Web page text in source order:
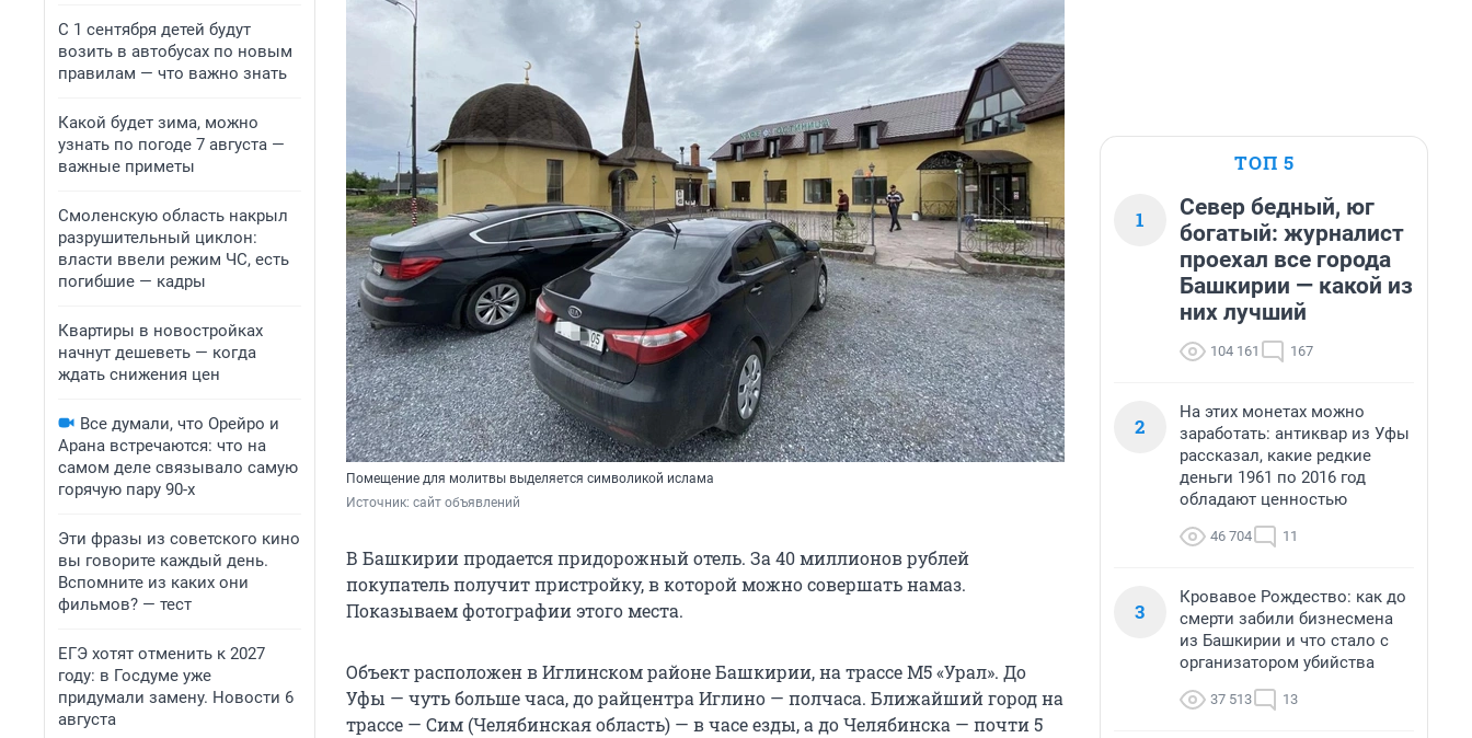
С 1 сентября детей будут
возить в автобусах по новым
правилам — что важно знать
Какой будет зима, можно
узнать по погоде 7 августа —
важные приметы
Смоленскую область накрыл
разрушительный циклон:
власти ввели режим ЧС, есть
погибшие — кадры
Квартиры в новостройках
начнут дешеветь — когда
ждать снижения цен
Все думали, что Орейро и
Арана встречаются: что на
самом деле связывало самую
горячую пару 90-х
Эти фразы из советского кино
вы говорите каждый день.
Вспомните из каких они
фильмов? — тест
ЕГЭ хотят отменить к 2027
году: в Госдуме уже
придумали замену. Новости 6
августа
Помещение для молитвы выделяется символикой ислама
Источник: сайт объявлений
В Башкирии продается придорожный отель. За 40 миллионов рублей
покупатель получит пристройку, в которой можно совершать намаз.
Показываем фотографии этого места.
Объект расположен в Иглинском районе Башкирии, на трассе М5 «Урал». До
Уфы — чуть больше часа, до райцентра Иглино — полчаса. Ближайший город на
трассе — Сим (Челябинская область) — в часе езды, а до Челябинска — почти 5
ТОП 5
1
Север бедный, юг
богатый: журналист
проехал все города
Башкирии — какой из
них лучший
104 161 167
2
На этих монетах можно
заработать: антиквар из Уфы
рассказал, какие редкие
деньги 1961 по 2016 год
обладают ценностью
46 704 11
3
Кровавое Рождество: как до
смерти забили бизнесмена
из Башкирии и что стало с
организатором убийства
37 513 13